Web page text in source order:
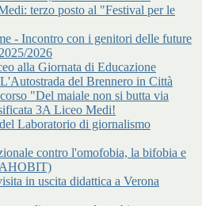
terzo posto al "Festival per le
- Incontro con i genitori delle future
2026
alla Giornata di Educazione
del Brennero in Città
"Del maiale non si butta via
3A Liceo Medi!
Laboratorio di giornalismo
contro l'omofobia, la bifobia e
in uscita didattica a Verona